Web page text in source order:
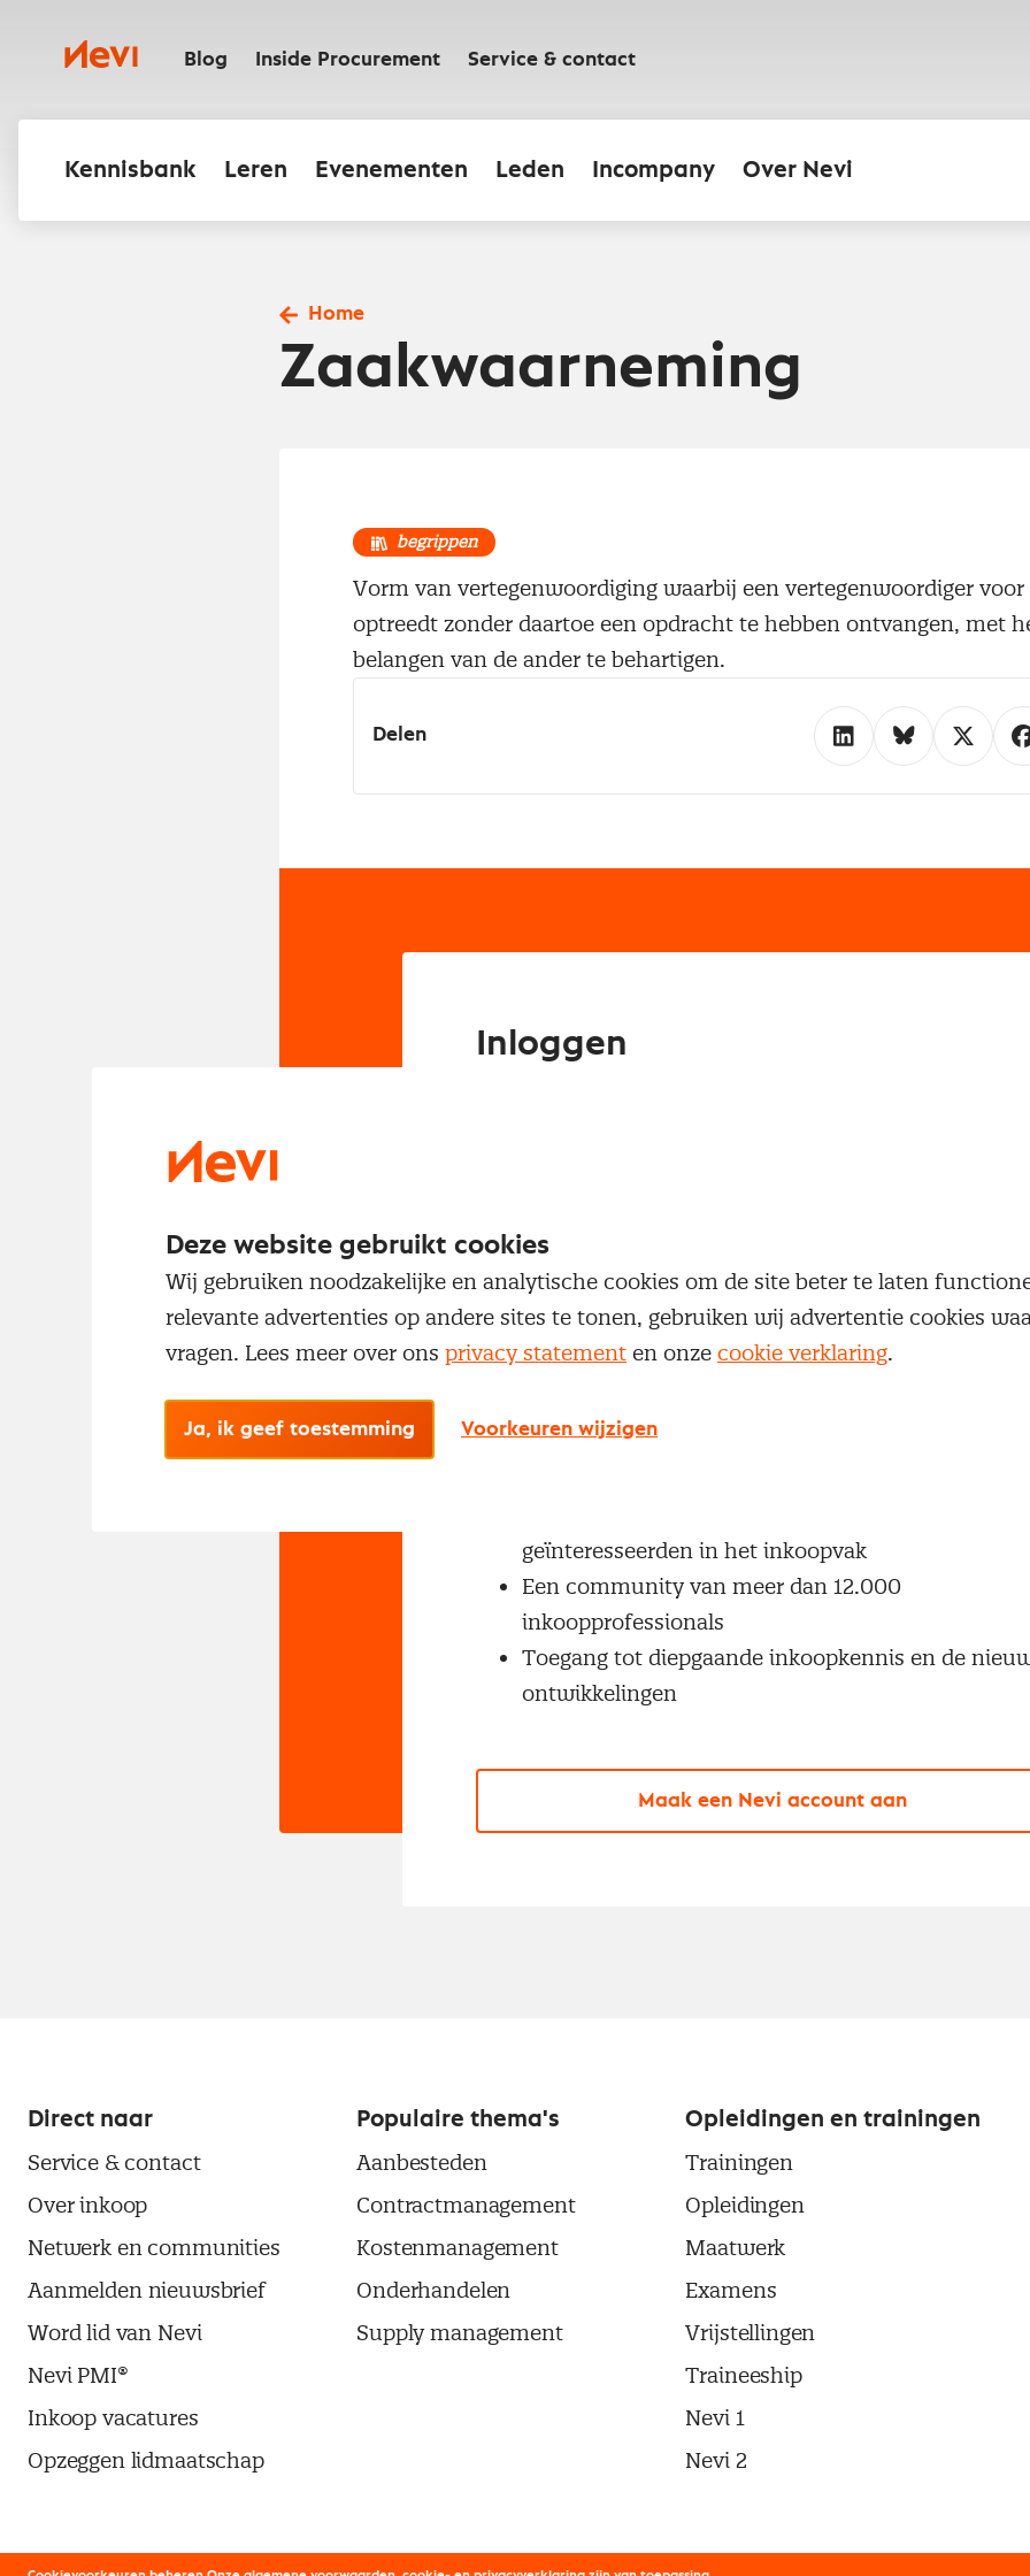
inhoudNevi Blog Inside Procurement Service & contact
Kennisbank Leren Evenementen Leden Incompany Over Nevi
Home
Zaakwaarneming
begrippen
Vorm van vertegenwoordiging waarbij een vertegenwoordiger voor
optreedt zonder daartoe een opdracht te hebben ontvangen, met
belangen van de ander te behartigen.
Delen
Inloggen
geïnteresseerden in het inkoopvak
Een community van meer dan 12.000
inkoopprofessionals
Toegang tot diepgaande inkoopkennis en de
ontwikkelingen
Maak een Nevi account aan
Direct naar
Service & contact
Over inkoop
Netwerk en communities
Aanmelden nieuwsbrief
Word lid van Nevi
Nevi PMI®
Inkoop vacatures
Opzeggen lidmaatschap
Populaire thema's
Aanbesteden
Contractmanagement
Kostenmanagement
Onderhandelen
Supply management
Opleidingen en trainingen
Trainingen
Opleidingen
Maatwerk
Examens
Vrijstellingen
Traineeship
Nevi 1
Nevi 2
Deze website gebruikt cookies
Wij gebruiken noodzakelijke en analytische cookies om de site beter te laten
relevante advertenties op andere sites te tonen, gebruiken wij advertentie cookies
vragen. Lees meer over ons privacy statement en onze cookie verklaring.
Ja, ik geef toestemming Voorkeuren wijzigen